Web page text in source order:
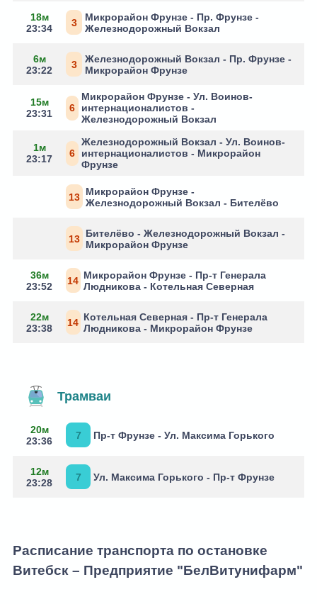
18м
23:34
3
Микрорайон Фрунзе - Пр. Фрунзе -
Железнодорожный Вокзал
6м
23:22
3
Железнодорожный Вокзал - Пр. Фрунзе -
Микрорайон Фрунзе
15м
23:31
6
Микрорайон Фрунзе - Ул. Воинов-
интернационалистов -
Железнодорожный Вокзал
1м
23:17
6
Железнодорожный Вокзал - Ул. Воинов-
интернационалистов - Микрорайон
Фрунзе
13 Микрорайон Фрунзе -
Железнодорожный Вокзал - Бителёво
13 Бителёво - Железнодорожный Вокзал -
Микрорайон Фрунзе
36м
23:52
14 Микрорайон Фрунзе - Пр-т Генерала
Людникова - Котельная Северная
22м
23:38
14 Котельная Северная - Пр-т Генерала
Людникова - Микрорайон Фрунзе
Трамваи
20м
23:36
7 Пр-т Фрунзе - Ул. Максима Горького
12м
23:28
7 Ул. Максима Горького - Пр-т Фрунзе
Расписание транспорта по остановке
Витебск – Предприятие "БелВитунифарм"